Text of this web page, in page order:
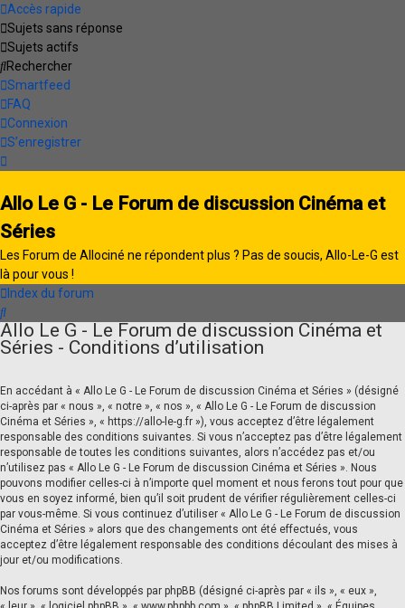
Accès rapide
Sujets sans réponse
Sujets actifs
Rechercher
Smartfeed
FAQ
Connexion
S’enregistrer
Allo Le G - Le Forum de discussion Cinéma et
Séries
Les Forum de Allociné ne répondent plus ? Pas de soucis, Allo-Le-G est
là pour vous !
Index du forum
Rechercher
Allo Le G - Le Forum de discussion Cinéma et
Séries - Conditions d’utilisation
En accédant à « Allo Le G - Le Forum de discussion Cinéma et Séries » (désigné
ci-après par « nous », « notre », « nos », « Allo Le G - Le Forum de discussion
Cinéma et Séries », « https://allo-le-g.fr »), vous acceptez d’être légalement
responsable des conditions suivantes. Si vous n’acceptez pas d’être légalement
responsable de toutes les conditions suivantes, alors n’accédez pas et/ou
n’utilisez pas « Allo Le G - Le Forum de discussion Cinéma et Séries ». Nous
pouvons modifier celles-ci à n’importe quel moment et nous ferons tout pour que
vous en soyez informé, bien qu’il soit prudent de vérifier régulièrement celles-ci
par vous-même. Si vous continuez d’utiliser « Allo Le G - Le Forum de discussion
Cinéma et Séries » alors que des changements ont été effectués, vous
acceptez d’être légalement responsable des conditions découlant des mises à
jour et/ou modifications.
Nos forums sont développés par phpBB (désigné ci-après par « ils », « eux »,